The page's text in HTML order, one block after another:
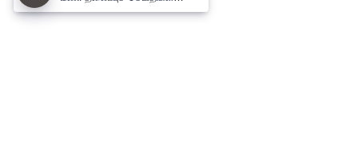
(10.08.2026) | 1 PM Headlines